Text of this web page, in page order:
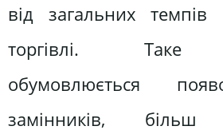
від загальних темпів
торгівлі. Таке
обумовлюється
замінників, більш